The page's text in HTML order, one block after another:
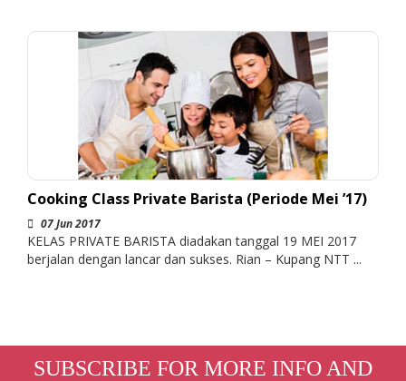
Cooking Class Private Barista (Periode Mei ’17)
07 Jun 2017
KELAS PRIVATE BARISTA diadakan tanggal 19 MEI 2017
berjalan dengan lancar dan sukses. Rian – Kupang NTT ...
SUBSCRIBE FOR MORE INFO AND